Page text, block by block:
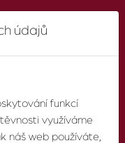
údajů
funkcí
využíváme
náš web používáte,